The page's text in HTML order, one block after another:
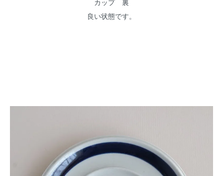
カップ 裏
良い状態です。